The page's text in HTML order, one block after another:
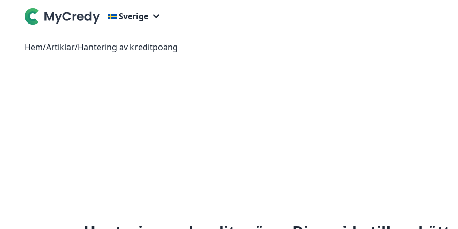
Sverige
Hem/Artiklar/Hantering av kreditpoäng